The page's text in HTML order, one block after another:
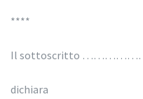
****
Il sottoscritto
dichiara